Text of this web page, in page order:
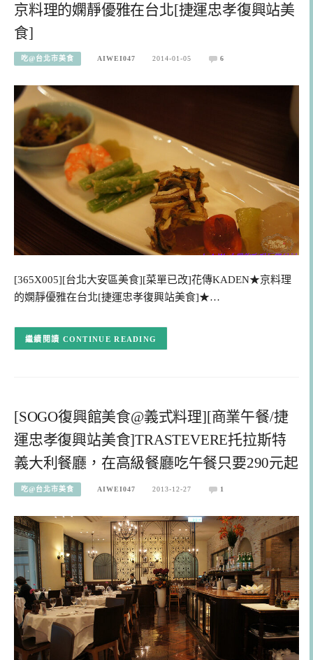
京料理的嫻靜優雅在台北[捷運忠孝復興站美
食]
吃@台北市美食 AIWEI047 2014-01-05 6
[365X005][台北大安區美食][菜單已改]花傳KADEN★京料理
的嫻靜優雅在台北[捷運忠孝復興站美食]★…
CONTINUE READING
[SOGO復興館美食@義式料理][商業午餐/捷
運忠孝復興站美食]TRASTEVERE托拉斯特
義大利餐廳，在高級餐廳吃午餐只要290元起
吃@台北市美食 AIWEI047 2013-12-27 1